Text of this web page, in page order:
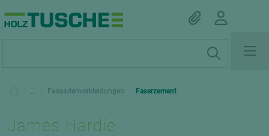
... Fassadenverkleidungen Faserzement
James Hardie